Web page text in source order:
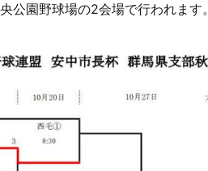
園野球場の2会場で行われます。